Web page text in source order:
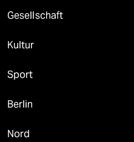
Gesellschaft
Kultur
Sport
Berlin
Nord